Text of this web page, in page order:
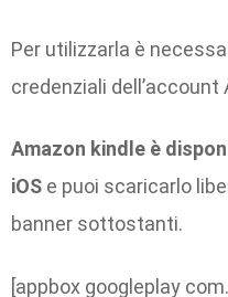
Per utilizzarla è
credenziali dell’account
Amazon kindle è
iOS e puoi scaricarlo
banner sottostanti.
[appbox googleplay